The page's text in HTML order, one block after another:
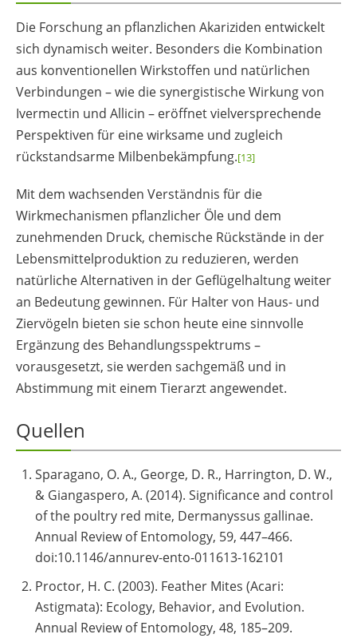
Die Forschung an pflanzlichen Akariziden entwickelt
sich dynamisch weiter. Besonders die Kombination
aus konventionellen Wirkstoffen und natürlichen
Verbindungen – wie die synergistische Wirkung von
Ivermectin und Allicin – eröffnet vielversprechende
Perspektiven für eine wirksame und zugleich
rückstandsarme Milbenbekämpfung.[13]
Mit dem wachsenden Verständnis für die
Wirkmechanismen pflanzlicher Öle und dem
zunehmenden Druck, chemische Rückstände in der
Lebensmittelproduktion zu reduzieren, werden
natürliche Alternativen in der Geflügelhaltung weiter
an Bedeutung gewinnen. Für Halter von Haus- und
Ziervögeln bieten sie schon heute eine sinnvolle
Ergänzung des Behandlungsspektrums –
vorausgesetzt, sie werden sachgemäß und in
Abstimmung mit einem Tierarzt angewendet.
Quellen
Sparagano, O. A., George, D. R., Harrington, D. W.,
& Giangaspero, A. (2014). Significance and control
of the poultry red mite, Dermanyssus gallinae.
Annual Review of Entomology, 59, 447–466.
doi:10.1146/annurev-ento-011613-162101
Proctor, H. C. (2003). Feather Mites (Acari:
Astigmata): Ecology, Behavior, and Evolution.
Annual Review of Entomology, 48, 185–209.